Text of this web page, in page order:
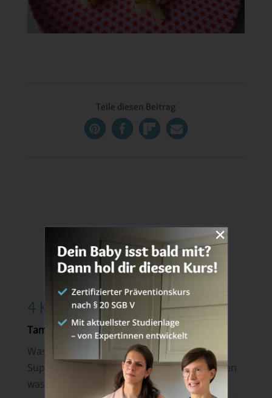
Teile diesen Beitrag
4 Kommentare
Tamara am 18. Februar 2018 um 19:21
Was für ein herrliches Rezept-danke dafür.
Super schnell, und man kann alles verwenden
was der Kühlschrank so hergibt. Ich habe